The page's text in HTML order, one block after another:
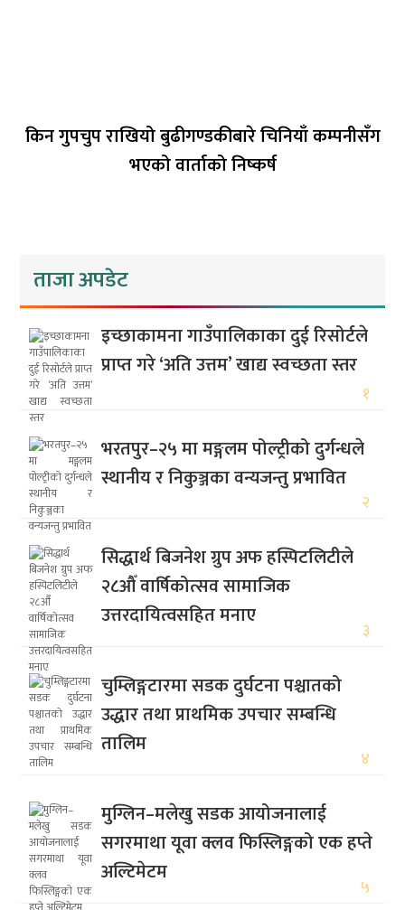
किन गुपचुप राखियो बुढीगण्डकीबारे चिनियाँ कम्पनीसँग
भएको वार्ताको निष्कर्ष
ताजा अपडेट
इच्छाकामना गाउँपालिकाका दुई रिसोर्टले
प्राप्त गरे ‘अति उत्तम’ खाद्य स्वच्छता स्तर
१
भरतपुर–२५ मा मङ्गलम पोल्ट्रीको दुर्गन्धले
स्थानीय र निकुञ्जका वन्यजन्तु प्रभावित
२
सिद्धार्थ बिजनेश ग्रुप अफ हस्पिटलिटीले
२८औँ वार्षिकोत्सव सामाजिक
उत्तरदायित्वसहित मनाए
३
चुम्लिङ्गटारमा सडक दुर्घटना पश्चातको
उद्धार तथा प्राथमिक उपचार सम्बन्धि
तालिम
४
मुग्लिन–मलेखु सडक आयोजनालाई
सगरमाथा यूवा क्लव फिस्लिङ्गको एक हप्ते
अल्टिमेटम
५